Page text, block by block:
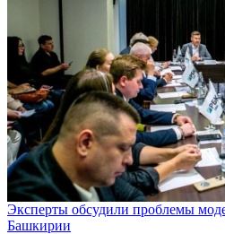
Эксперты обсудили проблемы
Башкирии